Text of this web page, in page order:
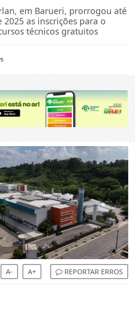
em Barueri, prorrogou até
as inscrições para o
técnicos gratuitos
A- A+ REPORTAR ERROS